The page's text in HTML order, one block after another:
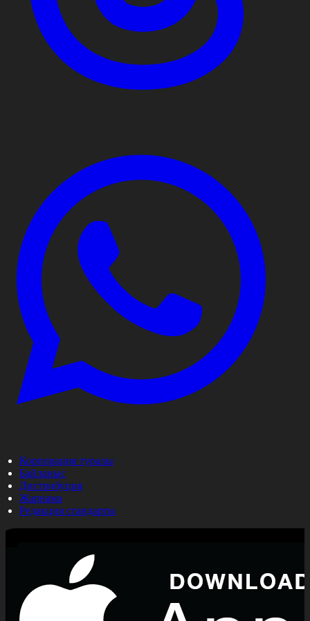
Корпорация туралы
Байланыс
Дистрибуция
Жарнама
Редакция стандарты